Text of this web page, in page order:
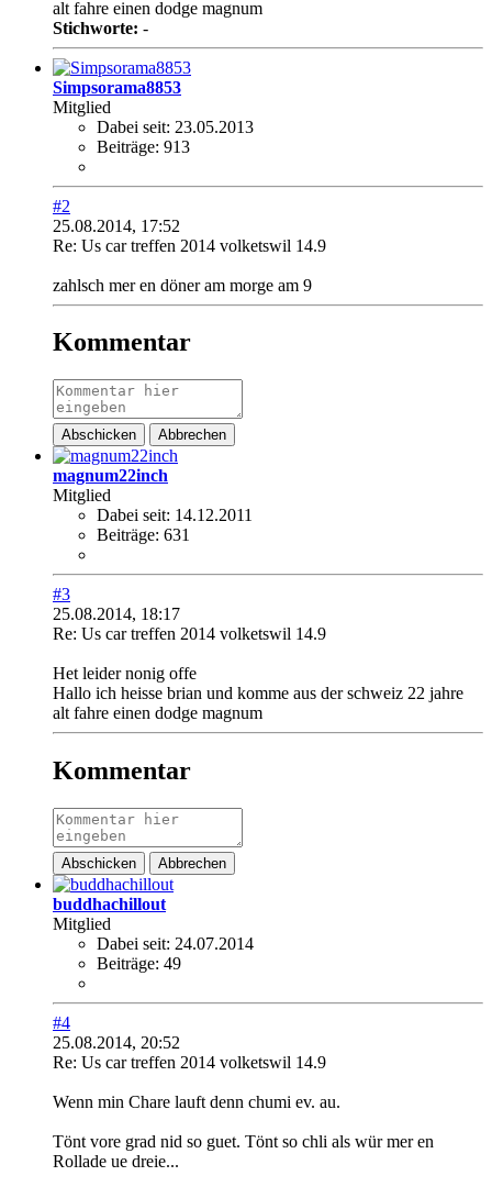
alt fahre einen dodge magnum
Stichworte: -
Simpsorama8853
Mitglied
Dabei seit: 23.05.2013
Beiträge: 913
#2
25.08.2014, 17:52
Re: Us car treffen 2014 volketswil 14.9
zahlsch mer en döner am morge am 9
Kommentar
Abschicken Abbrechen
magnum22inch
Mitglied
Dabei seit: 14.12.2011
Beiträge: 631
#3
25.08.2014, 18:17
Re: Us car treffen 2014 volketswil 14.9
Het leider nonig offe
Hallo ich heisse brian und komme aus der schweiz 22 jahre
alt fahre einen dodge magnum
Kommentar
Abschicken Abbrechen
buddhachillout
Mitglied
Dabei seit: 24.07.2014
Beiträge: 49
#4
25.08.2014, 20:52
Re: Us car treffen 2014 volketswil 14.9
Wenn min Chare lauft denn chumi ev. au.
Tönt vore grad nid so guet. Tönt so chli als wür mer en
Rollade ue dreie...